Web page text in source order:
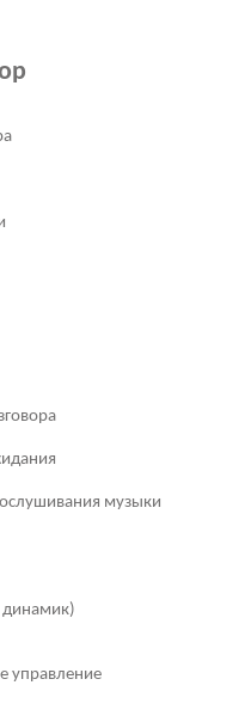
музыки
динамик)
управление